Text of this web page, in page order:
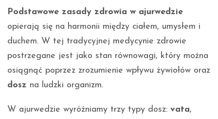
Podstawowe zasady zdrowia w ajurwedzie
opierają się na harmonii między ciałem, umysłem i
duchem. W tej tradycyjnej medycynie zdrowie
postrzegane jest jako stan równowagi, który można
osiągnąć poprzez zrozumienie wpływu żywiołów oraz
dosz na ludzki organizm.
W ajurwedzie wyróżniamy trzy typy dosz: vata,